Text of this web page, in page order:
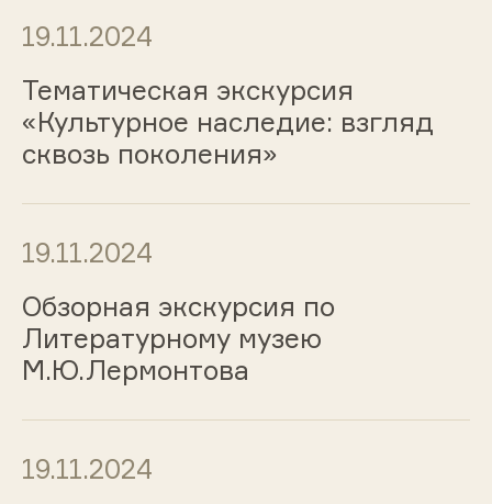
19.11.2024
Тематическая экскурсия
«Культурное наследие: взгляд
сквозь поколения»
19.11.2024
Обзорная экскурсия по
Литературному музею
М.Ю.Лермонтова
19.11.2024